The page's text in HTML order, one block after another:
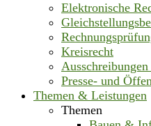
Elektronische
Kreisrecht
Presse- und
Themen & Leistungen
Themen